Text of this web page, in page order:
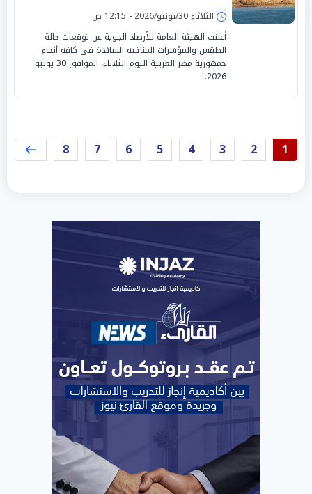
الثلاثاء 30/يونيو/2026 - 12:15 ص
أعلنت الهيئة العامة للأرصاد الجوية عن توقعات حالة
الطقس والمؤشرات المناخية السائدة في كافة أنحاء
جمهورية مصر العربية اليوم الثلاثاء، الموافق 30 يونيو
2026.
1
2
3
4
5
6
7
8